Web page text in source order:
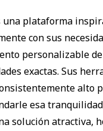
una plataforma
con sus
personalizable
exactas. Sus
alto
esa
solución atractiva,